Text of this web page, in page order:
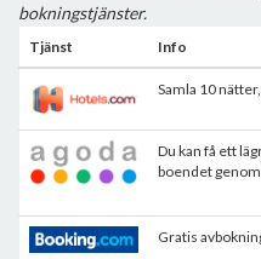
bokningstjänster.
Tjänst Info
Samla 10
Du kan få ett
boendet genom
Gratis